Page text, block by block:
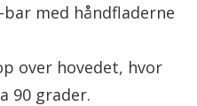
med håndfladerne
over hovedet, hvor
90 grader.